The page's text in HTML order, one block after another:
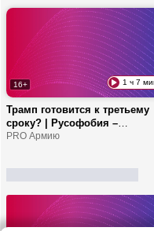
16+ 1 ч 7
Трамп готовится к третьему
сроку? | Русофобия –
фундамент политики ЕС? |
PRO Армию